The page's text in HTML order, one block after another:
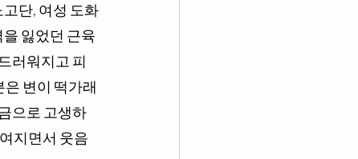
단, 여성 도화
잃었던 근육
러워지고 피
변이 떡가래
으로 고생하
지면서 웃음